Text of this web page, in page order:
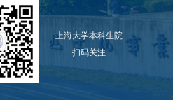
上海大学本科生院
扫码关注